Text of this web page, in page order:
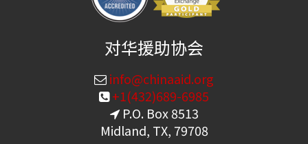
对华援助协会
info@chinaaid.org
+1(432)689-6985
P.O. Box 8513
Midland, TX, 79708